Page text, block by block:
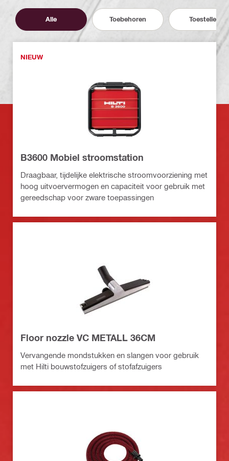
Alle Toebehoren Toestellen
NIEUW
B3600 Mobiel stroomstation
Draagbaar, tijdelijke elektrische stroomvoorziening met
hoog uitvoervermogen en capaciteit voor gebruik met
gereedschap voor zware toepassingen
Floor nozzle VC METALL 36CM
Vervangende mondstukken en slangen voor gebruik
met Hilti bouwstofzuigers of stofafzuigers